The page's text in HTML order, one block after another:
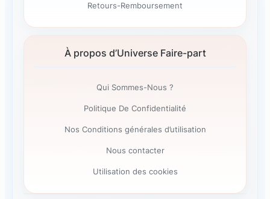
Retours-Remboursement
À propos d’Universe Faire-part
Qui Sommes-Nous ?
Politique De Confidentialité
Nos Conditions générales d’utilisation
Nous contacter
Utilisation des cookies